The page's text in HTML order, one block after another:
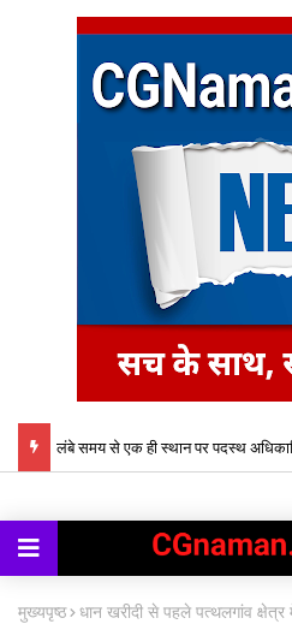
जिम्मेदारी, तबादला आदेश जारी
बेटे ने की बाप की हत्या, आरोपी बेटा
मुख्यपृष्ठ धान खरीदी से पहले पत्थलगांव